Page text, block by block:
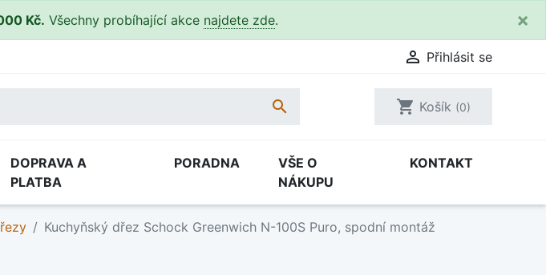
Kč. Všechny probíhající akce najdete zde. ×
 Přihlásit se
 shopping_cart Košík (0)
DOPRAVA A
PLATBA
PORADNA
VŠE O
NÁKUPU
KONTAKT
Kuchyňský dřez Schock Greenwich N-100S Puro, spodní montáž